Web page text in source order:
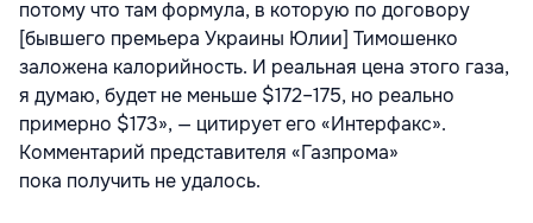
потому что там формула, в которую по договору
[бывшего премьера Украины Юлии] Тимошенко
заложена калорийность. И реальная цена этого газа,
я думаю, будет не меньше $172–175, но реально
примерно $173», — цитирует его «Интерфакс».
Комментарий представителя «Газпрома»
пока получить не удалось.